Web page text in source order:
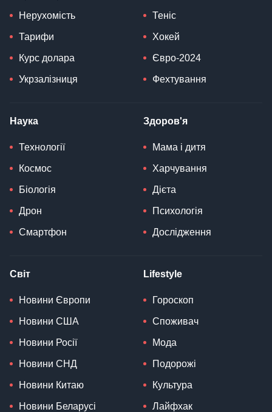
Нерухомість
Тарифи
Курс долара
Укрзалізниця
Теніс
Хокей
Євро-2024
Фехтування
Наука
Технології
Космос
Біологія
Дрон
Смартфон
Здоров'я
Мама і дитя
Харчування
Дієта
Психологія
Дослідження
Світ
Новини Європи
Новини США
Новини Росії
Новини СНД
Новини Китаю
Новини Беларусі
Lifestyle
Гороскоп
Споживач
Мода
Подорожі
Культура
Лайфхак